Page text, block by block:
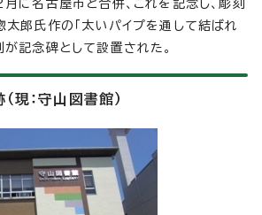
に名古屋市と合併、これを記念し、彫刻
太郎氏作の「太いパイプを通して結ばれ
が記念碑として設置された。
：守山図書館）